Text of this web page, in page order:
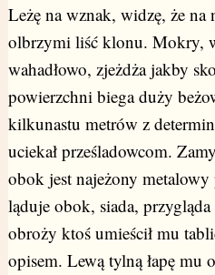
Leżę na wznak, widzę, że na
olbrzymi liść klonu. Mokry,
wahadłowo, zjeżdża jakby
powierzchni biega duży
kilkunastu metrów z
uciekał prześladowcom.
obok jest najeżony metalowy
ląduje obok, siada,
obroży ktoś umieścił mu
opisem. Lewą tylną łapę mu